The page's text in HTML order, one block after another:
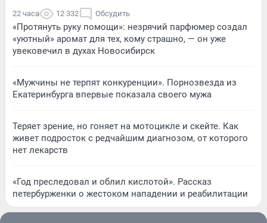
22 часа 12 332 Обсудить
«Протянуть руку помощи»: незрячий парфюмер создал
«уютный» аромат для тех, кому страшно, — он уже
увековечил в духах Новосибирск
«Мужчины не терпят конкуренции». Порнозвезда из
Екатеринбурга впервые показала своего мужа
Теряет зрение, но гоняет на мотоцикле и скейте. Как
живет подросток с редчайшим диагнозом, от которого
нет лекарств
«Год преследовал и облил кислотой». Рассказ
петербурженки о жестоком нападении и реабилитации